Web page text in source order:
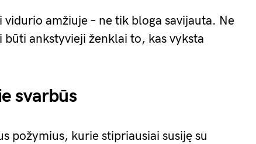
amžiuje – ne tik bloga savijauta. Ne
būti ankstyvieji ženklai to, kas vyksta
svarbūs
požymius, kurie stipriausiai susiję su